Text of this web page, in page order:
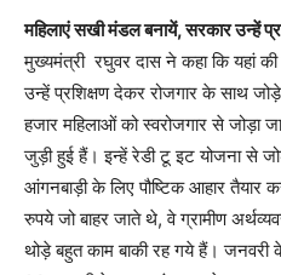
महिलाएं सखी मंडल बनायें, सरकार उन्हें
मुख्यमंत्री रघुवर दास ने कहा कि यहां
उन्हें प्रशिक्षण देकर रोजगार के साथ
हजार महिलाओं को स्वरोजगार से जोड़ा
जुड़ी हुई हैं। इन्हें रेडी टू इट योजना से
आंगनबाड़ी के लिए पौष्टिक आहार
रुपये जो बाहर जाते थे, वे ग्रामीण
थोड़े बहुत काम बाकी रह गये हैं। जनवरी